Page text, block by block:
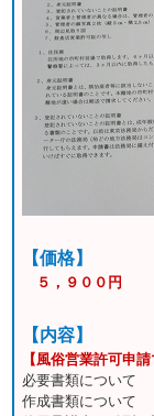
【価格】
５，９００円
【内容】
【風俗営業許可申請
必要書類について
作成書類について